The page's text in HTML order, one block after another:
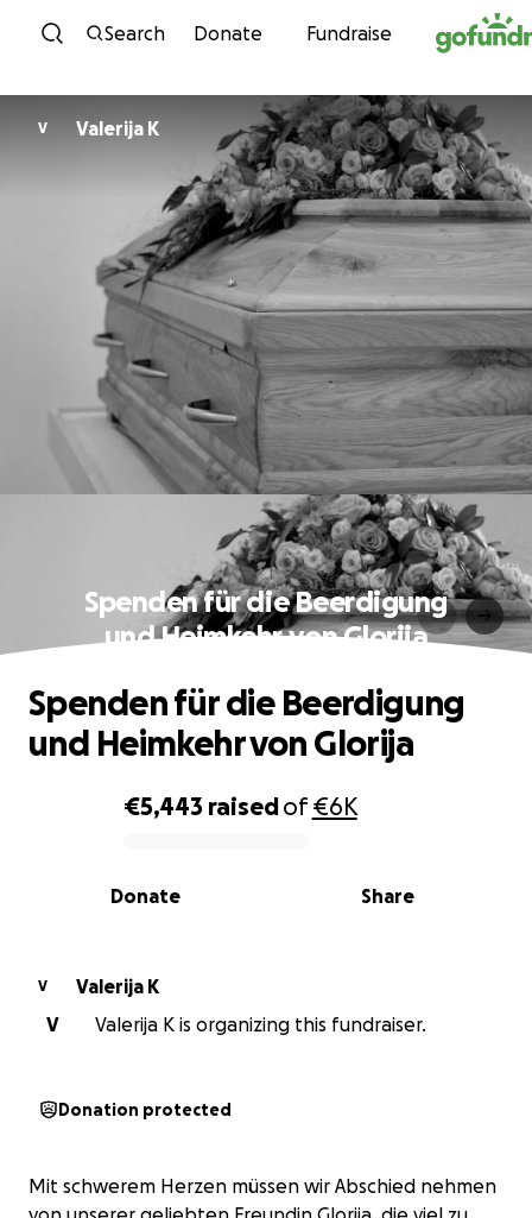
Skip to content
Search Donate Fundraise
V Valerija K
Spenden für die Beerdigung
und Heimkehr von Glorija
0% complete
€5,443 raisedof€6K
Share
Donate
Spenden für die Beerdigung
und Heimkehr von Glorija
V
Valerija K
V
Valerija K is organizing this fundraiser.
Donation protected
Mit schwerem Herzen müssen wir Abschied nehmen